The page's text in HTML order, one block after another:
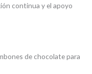
continua y el apoyo
de chocolate para